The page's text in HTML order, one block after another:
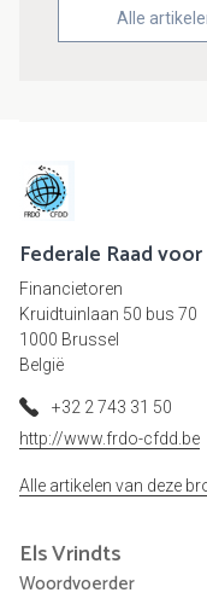
Alle
Federale Raad
Financietoren
Kruidtuinlaan 50 bus 70
1000 Brussel
België
+32 2 743 31 50
http://www.frdo-cfdd.be
Alle artikelen van deze
ElsVrindts
Woordvoerder